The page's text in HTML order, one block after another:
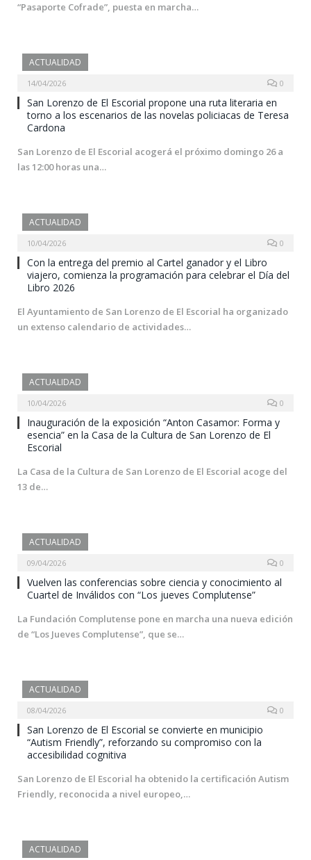
“Pasaporte Cofrade”, puesta en marcha…
ACTUALIDAD
14/04/2026 0
San Lorenzo de El Escorial propone una ruta literaria en
torno a los escenarios de las novelas policiacas de Teresa
Cardona
San Lorenzo de El Escorial acogerá el próximo domingo 26 a
las 12:00 horas una…
ACTUALIDAD
10/04/2026 0
Con la entrega del premio al Cartel ganador y el Libro
viajero, comienza la programación para celebrar el Día del
Libro 2026
El Ayuntamiento de San Lorenzo de El Escorial ha organizado
un extenso calendario de actividades…
ACTUALIDAD
10/04/2026 0
Inauguración de la exposición “Anton Casamor: Forma y
esencia” en la Casa de la Cultura de San Lorenzo de El
Escorial
La Casa de la Cultura de San Lorenzo de El Escorial acoge del
13 de…
ACTUALIDAD
09/04/2026 0
Vuelven las conferencias sobre ciencia y conocimiento al
Cuartel de Inválidos con “Los jueves Complutense”
La Fundación Complutense pone en marcha una nueva edición
de “Los Jueves Complutense”, que se…
ACTUALIDAD
08/04/2026 0
San Lorenzo de El Escorial se convierte en municipio
“Autism Friendly”, reforzando su compromiso con la
accesibilidad cognitiva
San Lorenzo de El Escorial ha obtenido la certificación Autism
Friendly, reconocida a nivel europeo,…
ACTUALIDAD